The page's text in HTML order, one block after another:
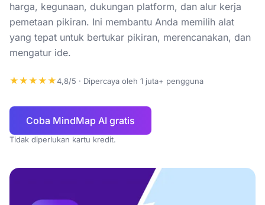
harga, kegunaan, dukungan platform, dan alur kerja
pemetaan pikiran. Ini membantu Anda memilih alat
yang tepat untuk bertukar pikiran, merencanakan, dan
mengatur ide.
★★★★★4,8/5 · Dipercaya oleh 1 juta+ pengguna
Coba MindMap AI gratis
Tidak diperlukan kartu kredit.